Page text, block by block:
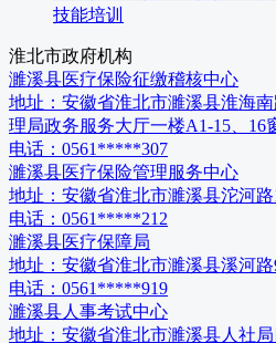
技能培训
淮北市政府机构
濉溪县医疗保险征缴稽核中心
地址： 安徽省淮北市濉溪县淮海
理局政务服务大厅一楼A1-15、16
电话： 0561*****307
濉溪县医疗保险管理服务中心
地址： 安徽省淮北市濉溪县沱河路
电话： 0561*****212
濉溪县医疗保障局
地址： 安徽省淮北市濉溪县溪河路
电话： 0561*****919
濉溪县人事考试中心
地址： 安徽省淮北市濉溪县人社